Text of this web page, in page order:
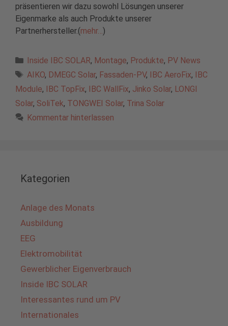
präsentieren wir dazu sowohl Lösungen unserer
Eigenmarke als auch Produkte unserer
Partnerhersteller.(mehr…)
Kategorien
Inside IBC SOLAR, Montage, Produkte, PV News
Schlagwörter
AIKO, DMEGC Solar, Fassaden-PV, IBC AeroFix,
IBC
Module, IBC TopFix, IBC WallFix, Jinko Solar, LONGI
Solar, SoliTek, TONGWEI Solar, Trina Solar
Kommentar hinterlassen
Kategorien
Anlage des Monats
Ausbildung
EEG
Elektromobilität
Gewerblicher Eigenverbrauch
Inside IBC SOLAR
Interessantes rund um PV
Internationales